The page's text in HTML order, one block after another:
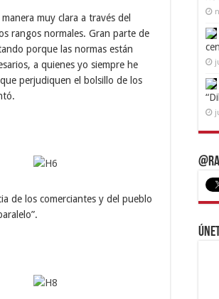
muy clara a través del
rangos normales. Gran parte de
porque las normas están
a quienes yo siempre he
perjudiquen el bolsillo de los
de los comerciantes y del pueblo